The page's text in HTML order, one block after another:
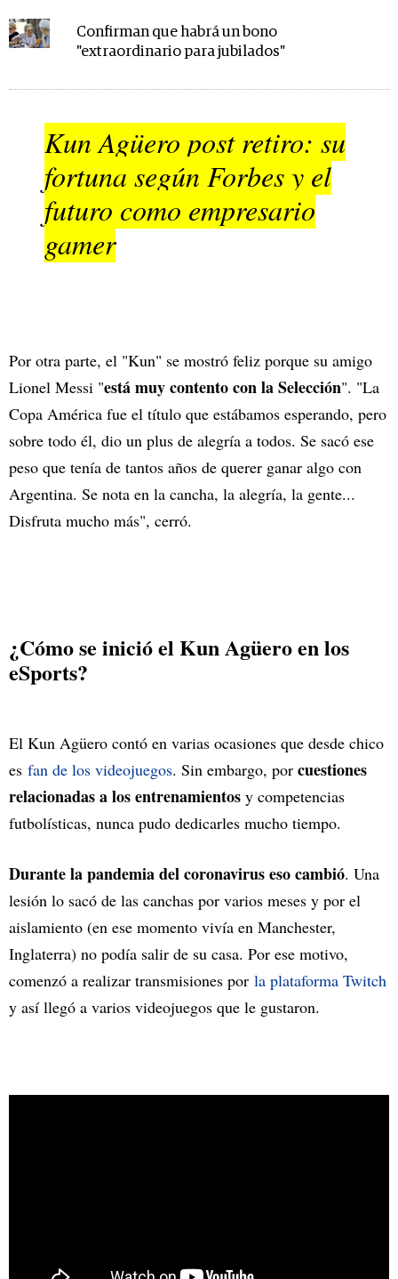
Confirman que habrá un bono
"extraordinario para jubilados"
Kun Agüero post retiro: su
fortuna según Forbes y el
futuro como empresario
gamer
Por otra parte, el "Kun" se mostró feliz porque su amigo
Lionel Messi "está muy contento con la Selección". "La
Copa América fue el título que estábamos esperando, pero
sobre todo él, dio un plus de alegría a todos. Se sacó ese
peso que tenía de tantos años de querer ganar algo con
Argentina. Se nota en la cancha, la alegría, la gente...
Disfruta mucho más", cerró.
¿Cómo se inició el Kun Agüero en los
eSports?
El Kun Agüero contó en varias ocasiones que desde chico
es fan de los videojuegos. Sin embargo, por cuestiones
relacionadas a los entrenamientos y competencias
futbolísticas, nunca pudo dedicarles mucho tiempo.
Durante la pandemia del coronavirus eso cambió. Una
lesión lo sacó de las canchas por varios meses y por el
aislamiento (en ese momento vivía en Manchester,
Inglaterra) no podía salir de su casa. Por ese motivo,
comenzó a realizar transmisiones por la plataforma Twitch
y así llegó a varios videojuegos que le gustaron.